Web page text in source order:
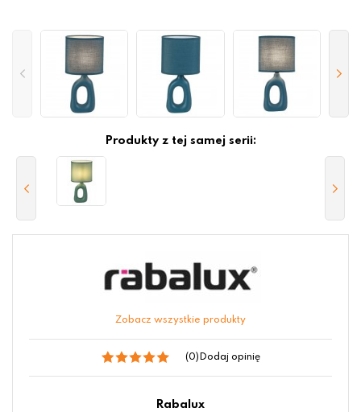
Produkty z tej samej serii:
Zobacz wszystkie produkty
(0) Dodaj opinię
Rabalux